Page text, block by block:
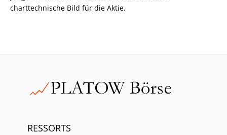
charttechnische Bild für die Aktie.
RESSORTS